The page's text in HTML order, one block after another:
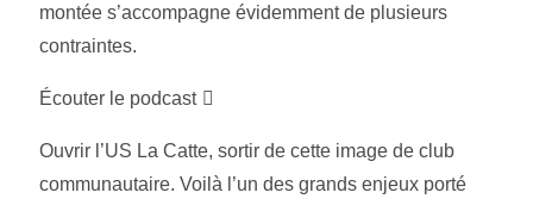
montée s’accompagne évidemment de plusieurs
contraintes.
Écouter le podcast
Ouvrir l’US La Catte, sortir de cette image de club
communautaire. Voilà l’un des grands enjeux porté